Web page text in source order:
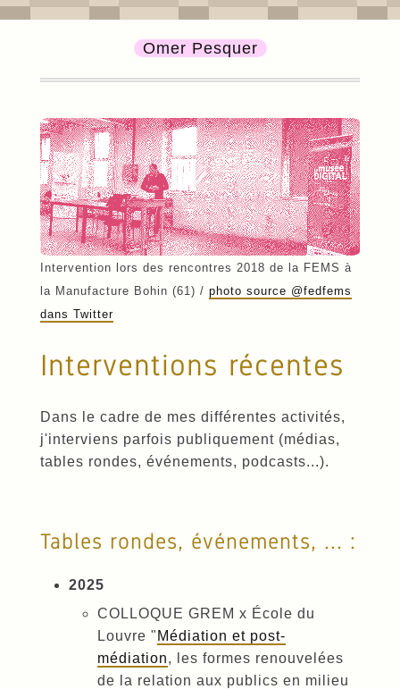
Omer Pesquer
Intervention lors des rencontres 2018 de la FEMS à
la Manufacture Bohin (61) / photo source @fedfems
dans Twitter
Interventions récentes
Dans le cadre de mes différentes activités,
j'interviens parfois publiquement (médias,
tables rondes, événements, podcasts...).
Tables rondes, événements, ... :
2025
COLLOQUE GREM x École du
Louvre " Médiation et post-
médiation, les formes renouvelées
de la relation aux publics en milieu